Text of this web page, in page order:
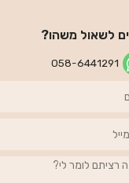
לשאול משהו?
058-6441291